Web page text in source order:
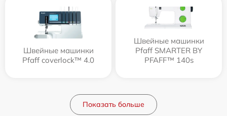
Швейные машинки
Pfaff coverlock™ 4.0
Швейные машинки
Pfaff SMARTER BY
PFAFF™ 140s
Показать больше